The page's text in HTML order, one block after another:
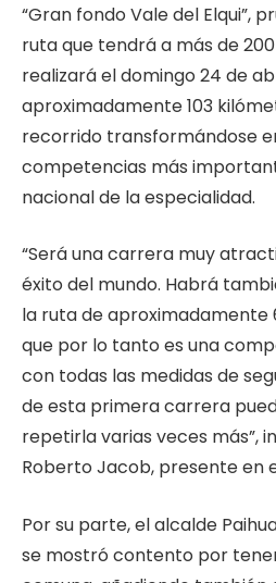
“Gran fondo Vale del Elqui”,
ruta que tendrá a más de
realizará el domingo 24 de
aproximadamente 103
recorrido transformándose
competencias más
nacional de la especialidad.
“Será una carrera muy
éxito del mundo. Habrá
la ruta de aproximadamente
que por lo tanto es una
con todas las medidas de
de esta primera carrera
repetirla varias veces más”,
Roberto Jacob, presente en
Por su parte, el alcalde
se mostró contento por